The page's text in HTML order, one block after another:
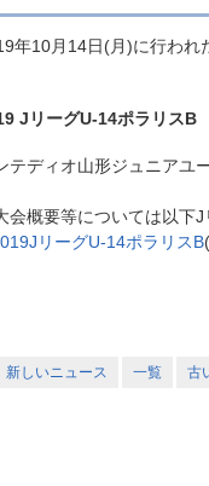
年10月14日(月)に行われ
JリーグU-14ポラリスB
テディオ山形ジュニアユ
会概要等については以下
リーグU-14ポラリスB
新しいニュース 一覧 古